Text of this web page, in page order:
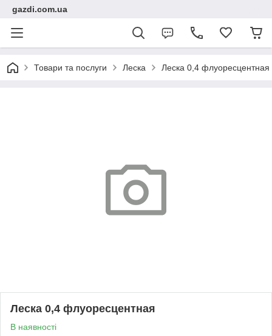
gazdi.com.ua
Товари та послуги Леска Леска 0,4 флуоресцентная
Леска 0,4 флуоресцентная
В наявності